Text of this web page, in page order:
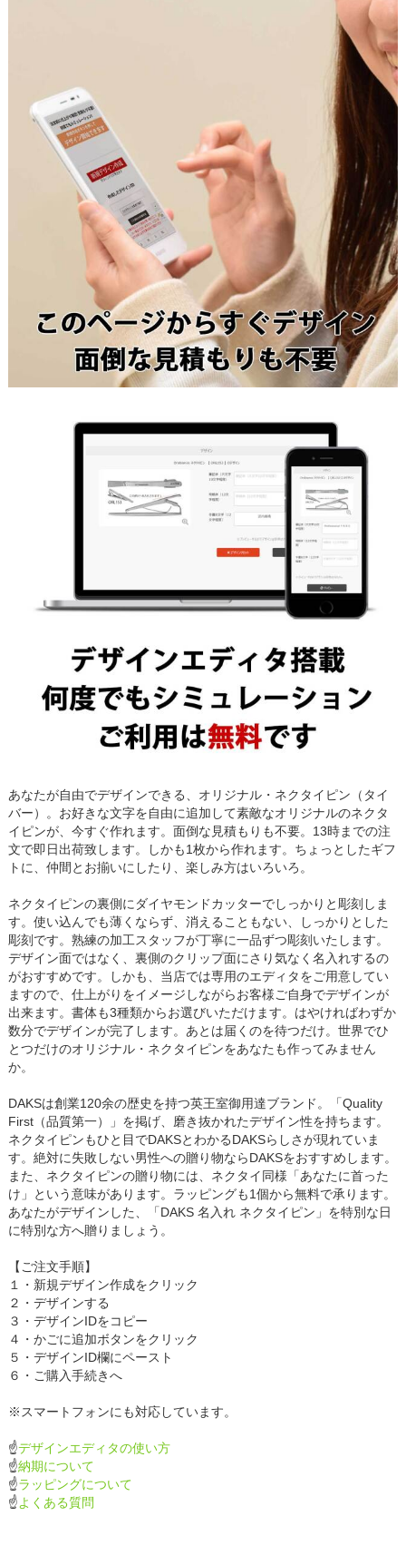
あなたが自由でデザインできる、オリジナル・ネクタイピン（タイ
バー）。お好きな文字を自由に追加して素敵なオリジナルのネクタ
イピンが、今すぐ作れます。面倒な見積もりも不要。13時までの注
文で即日出荷致します。しかも1枚から作れます。ちょっとしたギフ
トに、仲間とお揃いにしたり、楽しみ方はいろいろ。
ネクタイピンの裏側にダイヤモンドカッターでしっかりと彫刻しま
す。使い込んでも薄くならず、消えることもない、しっかりとした
彫刻です。熟練の加工スタッフが丁寧に一品ずつ彫刻いたします。
デザイン面ではなく、裏側のクリップ面にさり気なく名入れするの
がおすすめです。しかも、当店では専用のエディタをご用意してい
ますので、仕上がりをイメージしながらお客様ご自身でデザインが
出来ます。書体も3種類からお選びいただけます。はやければわずか
数分でデザインが完了します。あとは届くのを待つだけ。世界でひ
とつだけのオリジナル・ネクタイピンをあなたも作ってみません
か。
DAKSは創業120余の歴史を持つ英王室御用達ブランド。「Quality
First（品質第一）」を掲げ、磨き抜かれたデザイン性を持ちます。
ネクタイピンもひと目でDAKSとわかるDAKSらしさが現れていま
す。絶対に失敗しない男性への贈り物ならDAKSをおすすめします。
また、ネクタイピンの贈り物には、ネクタイ同様「あなたに首った
け」という意味があります。ラッピングも1個から無料で承ります。
あなたがデザインした、「DAKS 名入れ ネクタイピン」を特別な日
に特別な方へ贈りましょう。
【ご注文手順】
１・新規デザイン作成をクリック
２・デザインする
３・デザインIDをコピー
４・かごに追加ボタンをクリック
５・デザインID欄にペースト
６・ご購入手続きへ
※スマートフォンにも対応しています。
☝デザインエディタの使い方
☝納期について
☝ラッピングについて
☝よくある質問